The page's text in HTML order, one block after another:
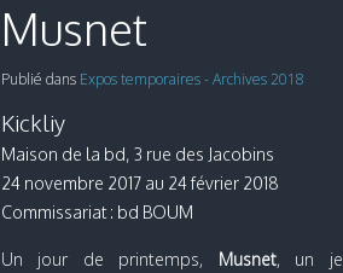
Musnet
Publié dans Expos temporaires - Archives 2018
Kickliy
Maison de la bd, 3 rue des Jacobins
24 novembre 2017 au 24 février 2018
Commissariat : bd BOUM
Un jour de printemps, Musnet, un